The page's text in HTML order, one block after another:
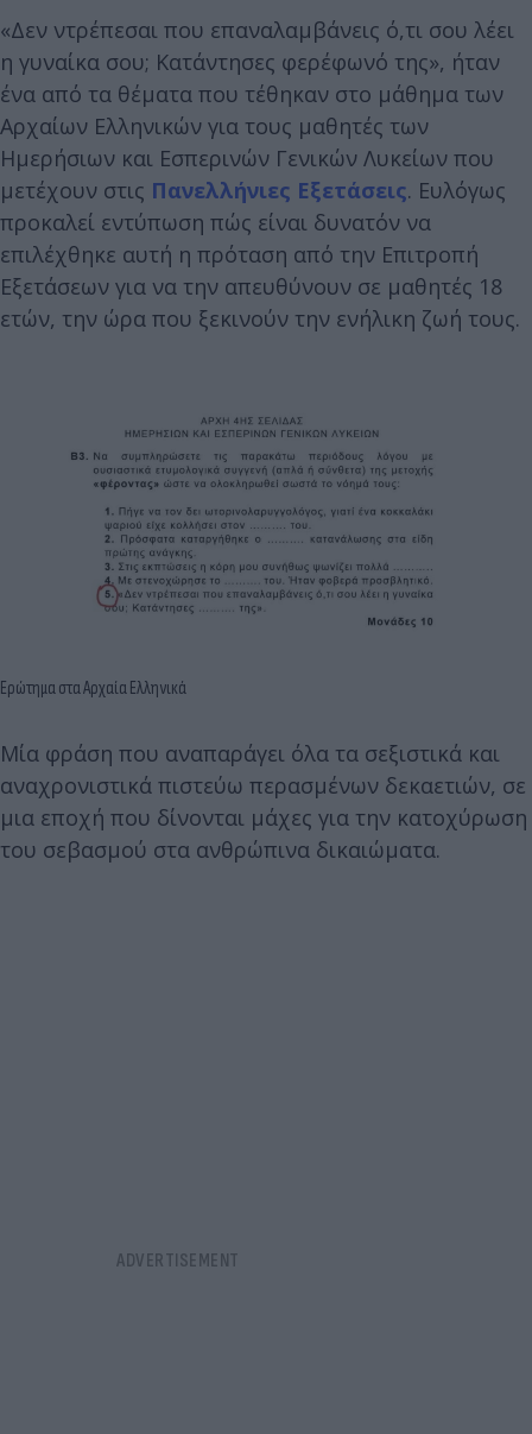
«Δεν ντρέπεσαι που επαναλαμβάνεις ό,τι σου λέει
η γυναίκα σου; Κατάντησες φερέφωνό της», ήταν
ένα από τα θέματα που τέθηκαν στο μάθημα των
Αρχαίων Ελληνικών για τους μαθητές των
Ημερήσιων και Εσπερινών Γενικών Λυκείων που
μετέχουν στις Πανελλήνιες Εξετάσεις. Ευλόγως
προκαλεί εντύπωση πώς είναι δυνατόν να
επιλέχθηκε αυτή η πρόταση από την Επιτροπή
Εξετάσεων για να την απευθύνουν σε μαθητές 18
ετών, την ώρα που ξεκινούν την ενήλικη ζωή τους.
Ερώτημα στα Αρχαία Ελληνικά
Μία φράση που αναπαράγει όλα τα σεξιστικά και
αναχρονιστικά πιστεύω περασμένων δεκαετιών, σε
μια εποχή που δίνονται μάχες για την κατοχύρωση
του σεβασμού στα ανθρώπινα δικαιώματα.